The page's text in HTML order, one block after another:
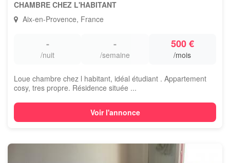
CHAMBRE CHEZ L'HABITANT
Aix-en-Provence, France
-
/nuit
-
/semaine
500 €
/mois
Loue chambre chez l habitant, idéal étudiant . Appartement
cosy, tres propre. Résidence située ...
Voir l'annonce